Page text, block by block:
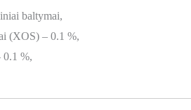
baltymai,
(XOS) – 0.1 %,
0.1 %,